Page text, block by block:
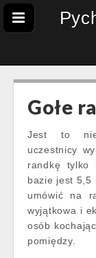
Gołe
Jest to
uczestnicy
randkę tylko
bazie jest 5,5
umówić na
wyjątkowa i
osób
pomiędzy.